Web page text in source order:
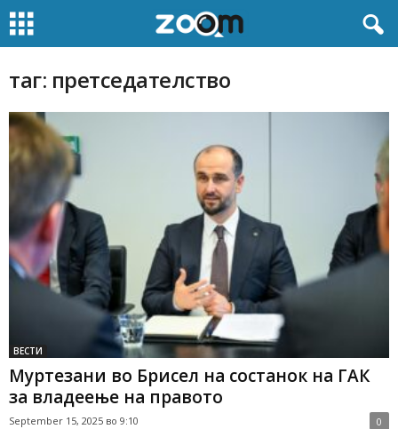
таг: претседателство
ВЕСТИ
Муртезани во Брисел на состанок на ГАК
за владеење на правото
September 15, 2025 во 9:10 0